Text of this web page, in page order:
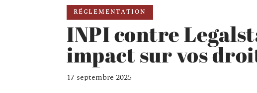
RÉGLEMENTATION
INPI contre
impact sur vos
17 septembre 2025